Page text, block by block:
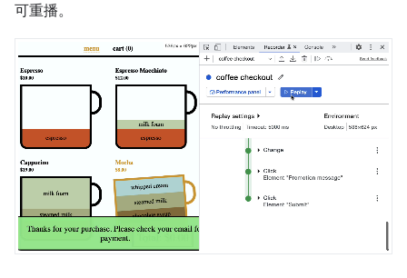
可重播。